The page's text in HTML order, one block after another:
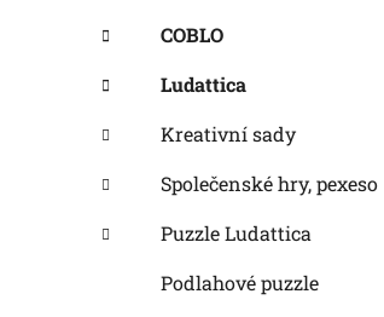
COBLO
Ludattica
Kreativní sady
Společenské hry, pexeso
Puzzle Ludattica
Podlahové puzzle